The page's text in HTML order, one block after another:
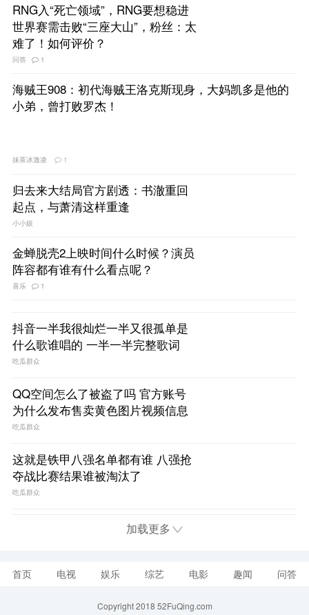
RNG入“死亡领域”，RNG要想稳进
世界赛需击败“三座大山”，粉丝：太
难了！如何评价？
海贼王908：初代海贼王洛克斯现身，大妈凯多是他的
归去来大结局官方剧透：书澈重回
起点，与萧清这样重逢
金蝉脱壳2上映时间什么时候？演员
阵容都有谁有什么看点呢？
抖音一半我很灿烂一半又很孤单是
什么歌谁唱的 一半一半完整歌词
QQ空间怎么了被盗了吗 官方账号
为什么发布售卖黄色图片视频信息
这就是铁甲八强名单都有谁 八强抢
夺战比赛结果谁被淘汰了